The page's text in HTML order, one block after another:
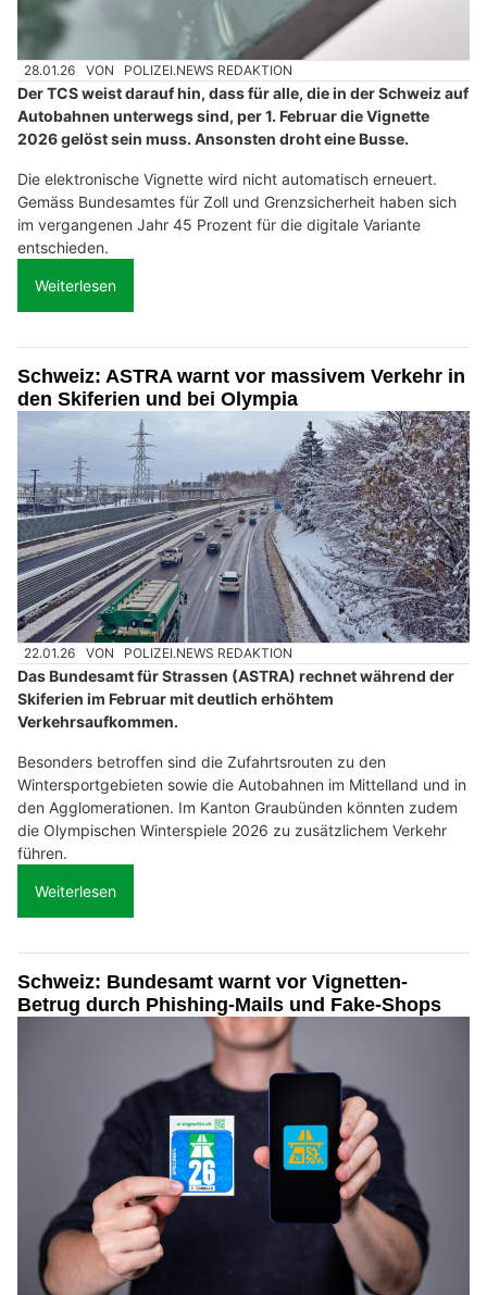
28.01.26 VON POLIZEI.NEWS REDAKTION
Der TCS weist darauf hin, dass für alle, die in der Schweiz auf
Autobahnen unterwegs sind, per 1. Februar die Vignette
2026 gelöst sein muss. Ansonsten droht eine Busse.
Die elektronische Vignette wird nicht automatisch erneuert.
Gemäss Bundesamtes für Zoll und Grenzsicherheit haben sich
im vergangenen Jahr 45 Prozent für die digitale Variante
entschieden.
Weiterlesen
Schweiz: ASTRA warnt vor massivem Verkehr in
den Skiferien und bei Olympia
22.01.26 VON POLIZEI.NEWS REDAKTION
Das Bundesamt für Strassen (ASTRA) rechnet während der
Skiferien im Februar mit deutlich erhöhtem
Verkehrsaufkommen.
Besonders betroffen sind die Zufahrtsrouten zu den
Wintersportgebieten sowie die Autobahnen im Mittelland und in
den Agglomerationen. Im Kanton Graubünden könnten zudem
die Olympischen Winterspiele 2026 zu zusätzlichem Verkehr
führen.
Weiterlesen
Schweiz: Bundesamt warnt vor Vignetten-
Betrug durch Phishing-Mails und Fake-Shops